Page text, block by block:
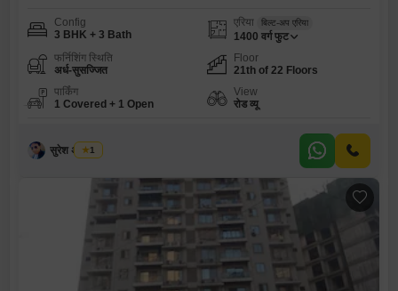
Config
3 BHK + 3 Bath
एरिया बिल्ट-अप एरिया
1400 वर्ग फुट
फर्निशिंग स्थिति
अर्ध-सुसज्जित
Floor
21th of 22 Floors
पार्किंग
1 Covered + 1 Open
View
रोड व्यू
सुरेश अ तायडे
1